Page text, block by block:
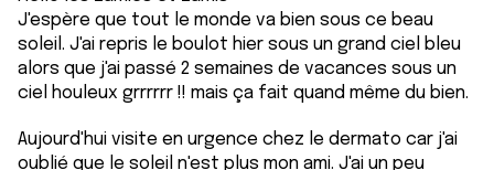
J'espère que tout le monde va bien sous ce beau
soleil. J'ai repris le boulot hier sous un grand ciel bleu
alors que j'ai passé 2 semaines de vacances sous un
ciel houleux grrrrrr !! mais ça fait quand même du bien.
Aujourd'hui visite en urgence chez le dermato car j'ai
oublié que le soleil n'est plus mon ami. J'ai un peu